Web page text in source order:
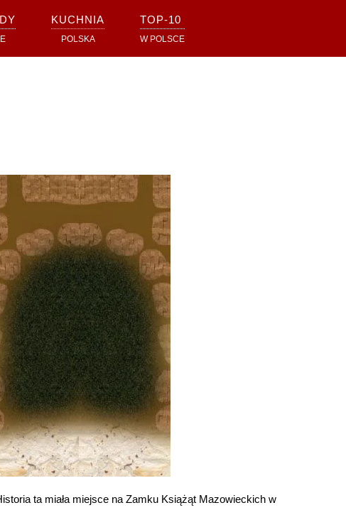
KUCHNIA
POLSKA
TOP-10
W POLSCE
ta miała miejsce na Zamku Książąt Mazowieckich w